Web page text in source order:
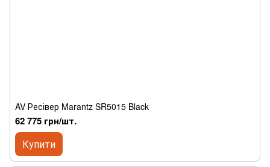
AV Ресівер Marantz SR5015 Black
62 775 грн/шт.
Купити